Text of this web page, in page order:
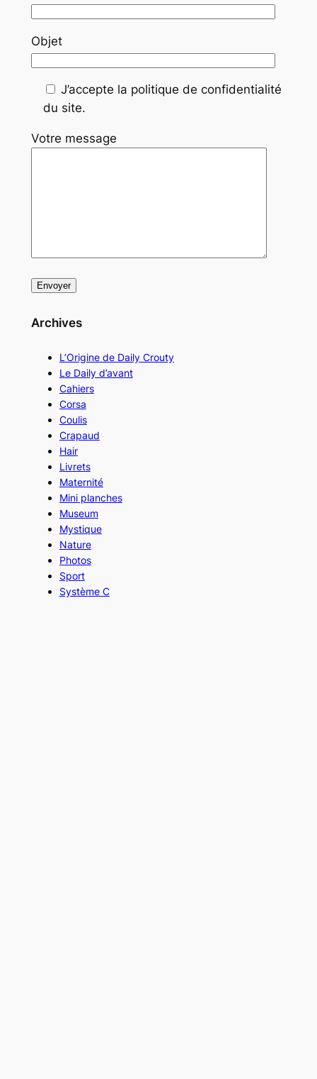
Objet
J’accepte la politique de confidentialité
du site.
Votre message
Archives
L’Origine de Daily Crouty
Le Daily d’avant
Cahiers
Corsa
Coulis
Crapaud
Hair
Livrets
Maternité
Mini planches
Museum
Mystique
Nature
Photos
Sport
Système C